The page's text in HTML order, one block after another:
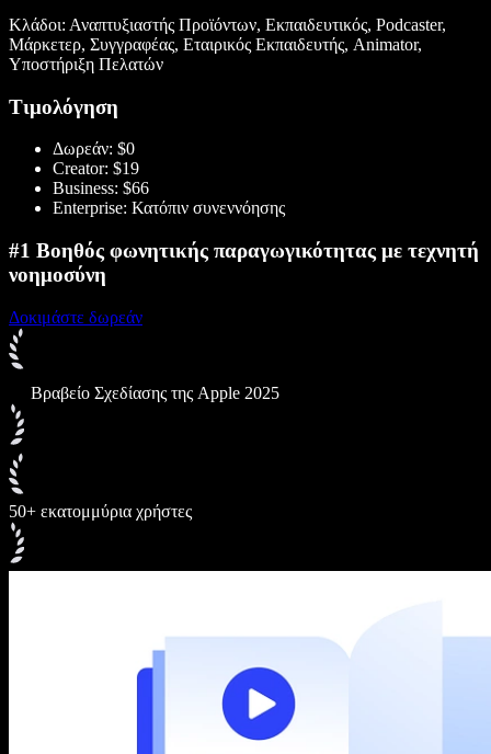
Κλάδοι: Αναπτυξιαστής Προϊόντων, Εκπαιδευτικός, Podcaster,
Μάρκετερ, Συγγραφέας, Εταιρικός Εκπαιδευτής, Animator,
Υποστήριξη Πελατών
Τιμολόγηση
Δωρεάν: $0
Creator: $19
Business: $66
Enterprise: Κατόπιν συνεννόησης
#1 Βοηθός φωνητικής παραγωγικότητας με τεχνητή
νοημοσύνη
Δοκιμάστε δωρεάν
Βραβείο Σχεδίασης της Apple 2025
50+ εκατομμύρια χρήστες